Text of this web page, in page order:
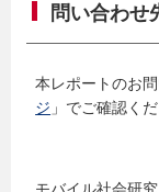
問い合わせ
本レポートのお
ジ 」でご確認くだ